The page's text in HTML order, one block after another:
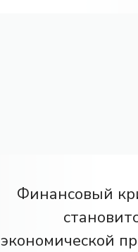
Финансовый
экономической